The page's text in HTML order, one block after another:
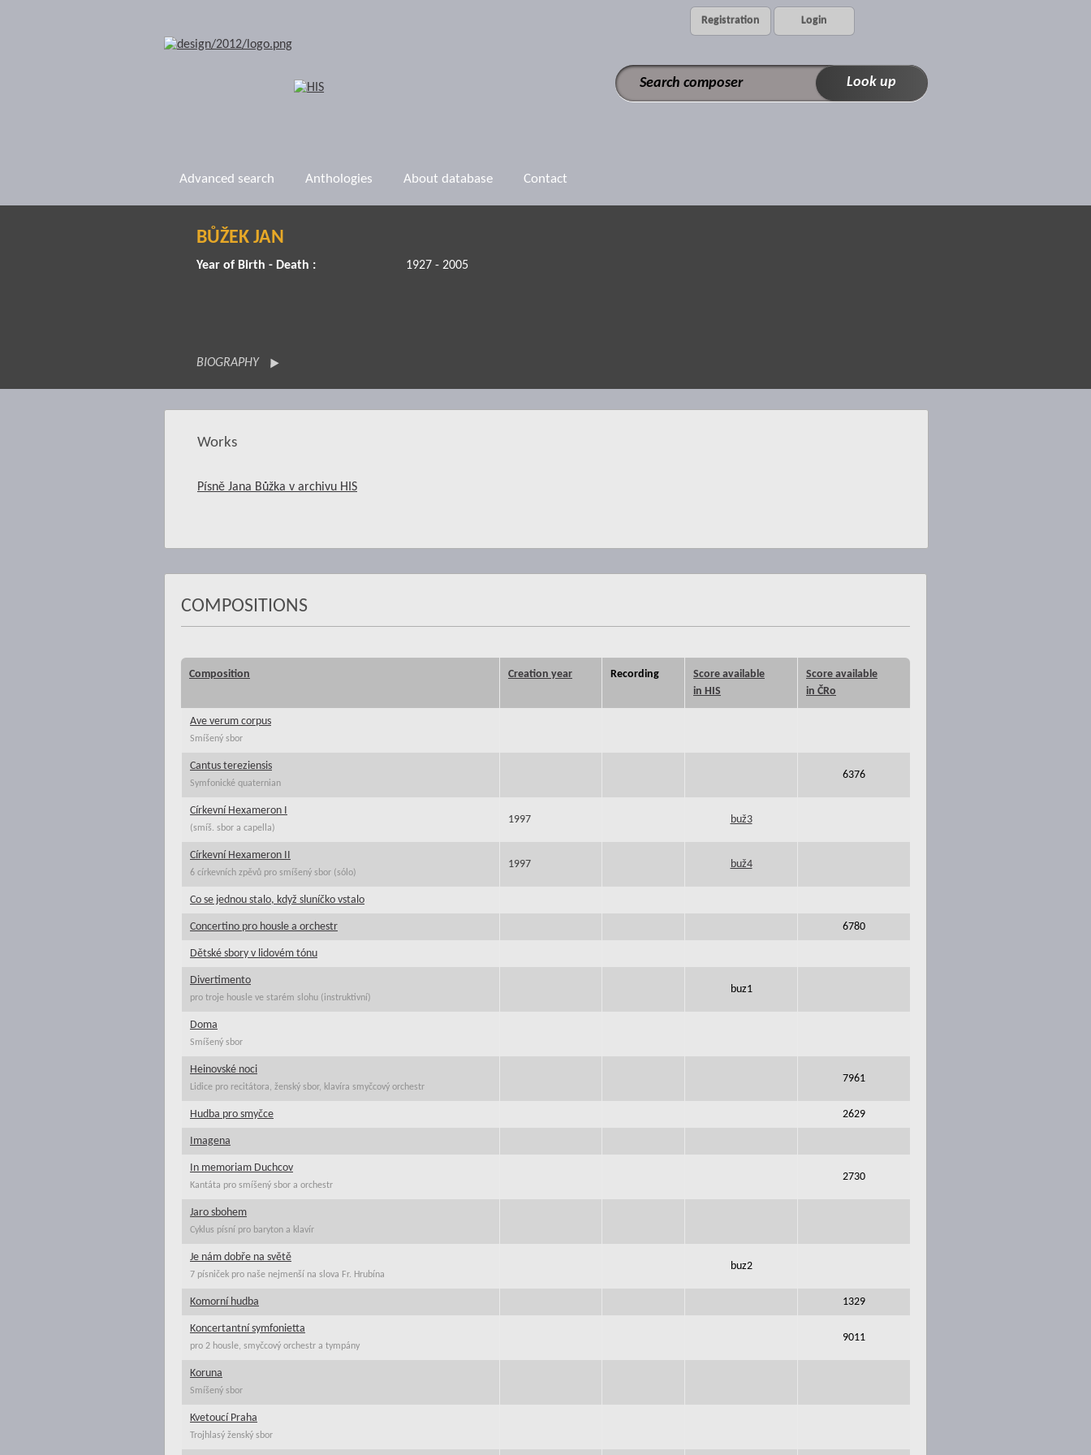
Registration Login
Advanced search Anthologies About database Contact
BŮŽEK JAN
Year of Birth - Death : 1927 - 2005
BIOGRAPHY
Works
Písně Jana Bůžka v archivu HIS
COMPOSITIONS
Composition Creation year Recording
Score available
in HIS
Score available
in ČRo
Ave verum corpus
Smíšený sbor
Cantus tereziensis
Symfonické quaternian
6376
Církevní Hexameron I
(smíš. sbor a capella)
1997 buž3
Církevní Hexameron II
6 církevních zpěvů pro smíšený sbor (sólo)
1997 buž4
Co se jednou stalo, když sluníčko vstalo
Concertino pro housle a orchestr 6780
Dětské sbory v lidovém tónu
Divertimento
pro troje housle ve starém slohu (instruktivní)
buz1
Doma
Smíšený sbor
Heinovské noci
Lidice pro recitátora, ženský sbor, klavíra smyčcový orchestr
7961
Hudba pro smyčce 2629
Imagena
In memoriam Duchcov
Kantáta pro smíšený sbor a orchestr
2730
Jaro sbohem
Cyklus písní pro baryton a klavír
Je nám dobře na světě
7 písniček pro naše nejmenší na slova Fr. Hrubína
buz2
Komorní hudba 1329
Koncertantní symfonietta
pro 2 housle, smyčcový orchestr a tympány
9011
Koruna
Smíšený sbor
Kvetoucí Praha
Trojhlasý ženský sbor